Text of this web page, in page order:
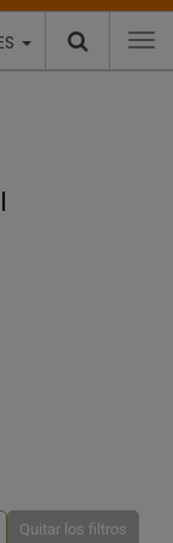
Quitar los filtros